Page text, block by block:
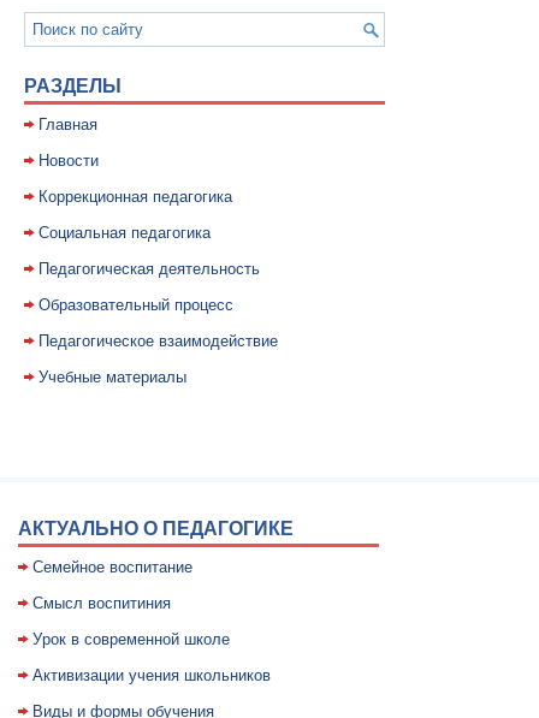
РАЗДЕЛЫ
Главная
Новости
Коррекционная педагогика
Социальная педагогика
Педагогическая деятельность
Образовательный процесс
Педагогическое взаимодействие
Учебные материалы
АКТУАЛЬНО О ПЕДАГОГИКЕ
Семейное воспитание
Смысл воспитиния
Уpок в совpеменной школе
Активизации учения школьников
Виды и формы обучения